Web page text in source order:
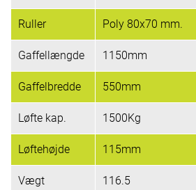
Ruller Poly 80x70 mm.
Gaffellængde 1150mm
Gaffelbredde 550mm
Løfte kap. 1500Kg
Løftehøjde 115mm
Vægt 116.5